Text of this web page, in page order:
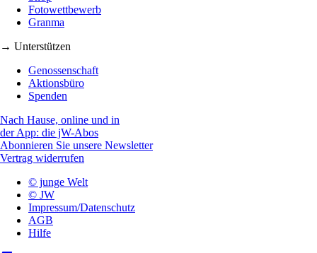
Fotowettbewerb
Granma
→ Unterstützen
Genossenschaft
Aktionsbüro
Spenden
Nach Hause, online und in
der App: die jW-Abos
Abonnieren Sie unsere Newsletter
Vertrag widerrufen
© junge Welt
© JW
Impressum/Datenschutz
AGB
Hilfe